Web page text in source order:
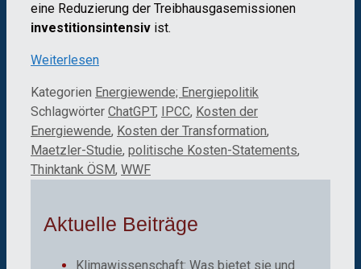
eine Reduzierung der Treibhausgasemissionen
investitionsintensiv ist.
Weiterlesen
Kategorien Energiewende; Energiepolitik
Schlagwörter ChatGPT, IPCC, Kosten der
Energiewende, Kosten der Transformation,
Maetzler-Studie, politische Kosten-Statements,
Thinktank ÖSM, WWF
Aktuelle Beiträge
Klimawissenschaft: Was bietet sie und